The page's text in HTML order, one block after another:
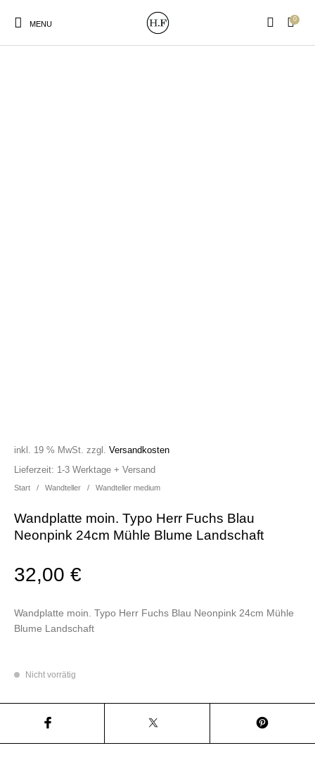
MENU
0
Start / Wandteller / Wandteller medium
Wandplatte moin. Typo Herr Fuchs Blau
Neonpink 24cm Mühle Blume Landschaft
32,00€
inkl. 19 % MwSt. zzgl.Versandkosten
Wandplatte moin. Typo Herr Fuchs Blau Neonpink 24cm Mühle
Blume Landschaft
Lieferzeit: 1-3 Werktage + Versand
Nicht vorrätig